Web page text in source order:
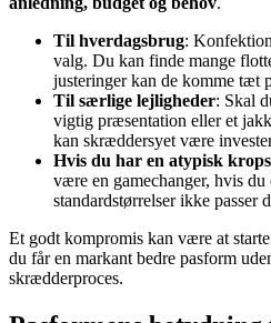
Til hverdagsbrug:
valg. Du kan finde mange
justeringer kan de komme tæt
Til særlige lejligheder: Skal
vigtig præsentation eller et
kan skræddersyet være
Hvis du har en atypisk
være en gamechanger, hvis du
standardstørrelser ikke passer
Et godt kompromis kan være at
du får en markant bedre pasform
skrædderproces.